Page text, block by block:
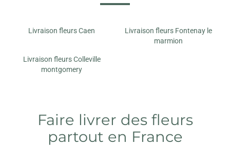
Livraison fleurs Caen
Livraison fleurs Fontenay le
marmion
Livraison fleurs Colleville
montgomery
Faire livrer des fleurs
partout en France